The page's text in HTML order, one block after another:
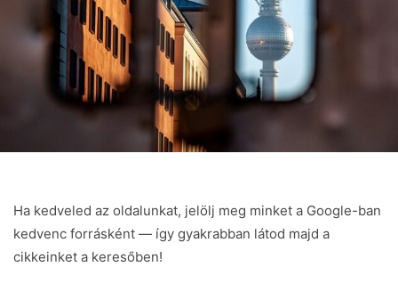
Ha kedveled az oldalunkat, jelölj meg minket a Google-ban
kedvenc forrásként — így gyakrabban látod majd a
cikkeinket a keresőben!